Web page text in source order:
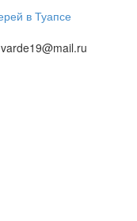
varde19@mail.ru